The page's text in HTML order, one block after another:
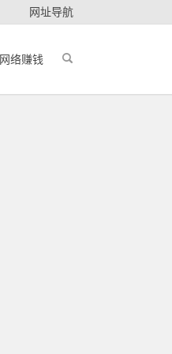
网址导航
网络赚钱